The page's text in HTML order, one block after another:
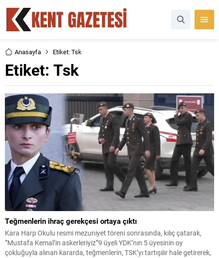
Anasayfa Etiket: Tsk
Etiket: Tsk
Teğmenlerin ihraç gerekçesi ortaya çıktı
Kara Harp Okulu resmi mezuniyet töreni sonrasında, kılıç çatarak,
"'Mustafa Kemal’in askerleriyiz'"9 üyeli YDK’nın 5 üyesinin oy
çokluğuyla alınan kararda, teğmenlerin, TSK’yı tartışılır hale getirerek,